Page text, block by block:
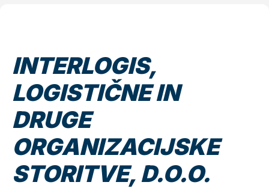
Zaposlitev
O nas
Oddaj povpraševanje
INTERLOGIS,
LOGISTIČNE IN
DRUGE
ORGANIZACIJSKE
STORITVE, D.O.O.